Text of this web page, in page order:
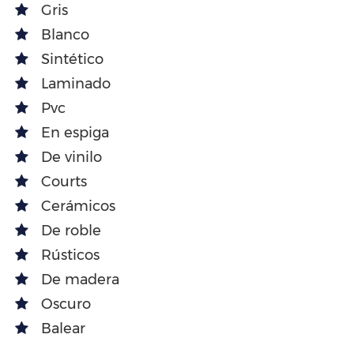
Gris
Blanco
Sintético
Laminado
Pvc
En espiga
De vinilo
Courts
Cerámicos
De roble
Rústicos
De madera
Oscuro
Balear